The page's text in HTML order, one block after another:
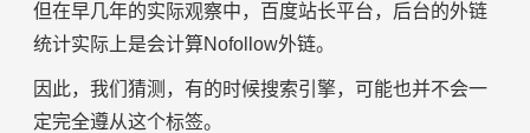
但在早几年的实际观察中，百度站长平台，后台的外链
统计实际上是会计算Nofollow外链。
因此，我们猜测，有的时候搜索引擎，可能也并不会一
定完全遵从这个标签。